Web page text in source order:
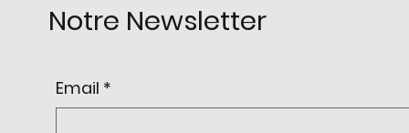
Notre Newsletter
Email *